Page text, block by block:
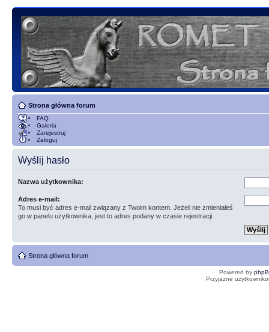
Strona główna forum
FAQ
Galeria
Zarejestruj
Zaloguj
Wyślij hasło
Nazwa użytkownika:
Adres e-mail:
To musi być adres e-mail związany z Twoim kontem. Jeżeli nie zmieniałeś
go w panelu użytkownika, jest to adres podany w czasie rejestracji.
Strona główna forum
Powered by
Przyjazne